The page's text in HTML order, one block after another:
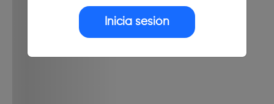
Inicia sesión